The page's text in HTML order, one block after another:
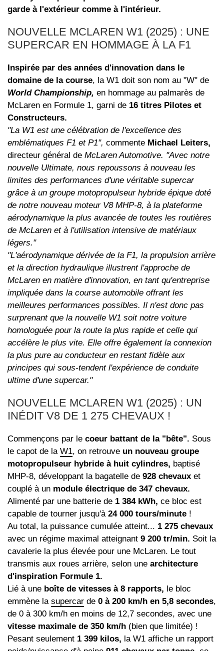
garde à l'extérieur comme à l'intérieur.
NOUVELLE MCLAREN W1 (2025) : UNE
SUPERCAR EN HOMMAGE À LA F1
Inspirée par des années d'innovation dans le
domaine de la course, la W1 doit son nom au "W" de
World Championship, en hommage au palmarès de
McLaren en Formule 1, garni de 16 titres Pilotes et
Constructeurs.
"La W1 est une célébration de l'excellence des
emblématiques F1 et P1", commente Michael Leiters,
directeur général de McLaren Automotive. "Avec notre
nouvelle Ultimate, nous repoussons à nouveau les
limites des performances d'une véritable supercar
grâce à un groupe motopropulseur hybride épique doté
de notre nouveau moteur V8 MHP-8, à la plateforme
aérodynamique la plus avancée de toutes les routières
de McLaren et à l'utilisation intensive de matériaux
légers."
"L'aérodynamique dérivée de la F1, la propulsion arrière
et la direction hydraulique illustrent l'approche de
McLaren en matière d'innovation, en tant qu'entreprise
impliquée dans la course automobile offrant les
meilleures performances possibles. Il n'est donc pas
surprenant que la nouvelle W1 soit notre voiture
homologuée pour la route la plus rapide et celle qui
accélère le plus vite. Elle offre également la connexion
la plus pure au conducteur en restant fidèle aux
principes qui sous-tendent l'expérience de conduite
ultime d'une supercar."
NOUVELLE MCLAREN W1 (2025) : UN
INÉDIT V8 DE 1 275 CHEVAUX !
Commençons par le coeur battant de la "bête". Sous
le capot de la W1, on retrouve un nouveau groupe
motopropulseur hybride à huit cylindres, baptisé
MHP-8, développant la bagatelle de 928 chevaux et
couplé à un module électrique de 347 chevaux.
Alimenté par une batterie de 1 384 kWh, ce bloc est
capable de tourner jusqu'à 24 000 tours/minute !
Au total, la puissance cumulée atteint... 1 275 chevaux
avec un régime maximal atteignant 9 200 tr/min. Soit la
cavalerie la plus élevée pour une McLaren. Le tout
transmis aux roues arrière, selon une architecture
d'inspiration Formule 1.
Lié à une boîte de vitesses à 8 rapports, le bloc
emmène la supercar de 0 à 200 km/h en 5,8 secondes,
de 0 à 300 km/h en moins de 12,7 secondes, avec une
vitesse maximale de 350 km/h (bien que limitée) !
Pesant seulement 1 399 kilos, la W1 affiche un rapport